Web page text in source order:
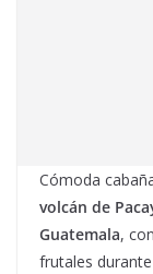
Cómoda
volcán de
Guatemala,
frutales